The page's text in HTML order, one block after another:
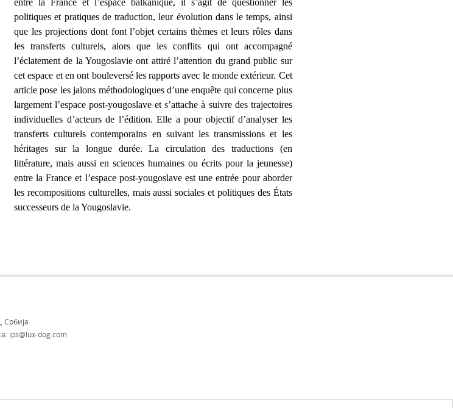
entre la France et l’espace balkanique, il s’agit de questionner les
politiques et pratiques de traduction, leur évolution dans le temps, ainsi
que les projections dont font l’objet certains thèmes et leurs rôles dans
les transferts culturels, alors que les conflits qui ont accompagné
l’éclatement de la Yougoslavie ont attiré l’attention du grand public sur
cet espace et en ont bouleversé les rapports avec le monde extérieur. Cet
article pose les jalons méthodologiques d’une enquête qui concerne plus
largement l’espace post-yougoslave et s’attache à suivre des trajectoires
individuelles d’acteurs de l’édition. Elle a pour objectif d’analyser les
transferts culturels contemporains en suivant les transmissions et les
héritages sur la longue durée. La circulation des traductions (en
littérature, mais aussi en sciences humaines ou écrits pour la jeunesse)
entre la France et l’espace post-yougoslave est une entrée pour aborder
les recompositions culturelles, mais aussi sociales et politiques des États
successeurs de la Yougoslavie.
Србија
ips@lux-dog.com